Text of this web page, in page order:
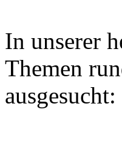
In unserer
Themen
ausgesucht: